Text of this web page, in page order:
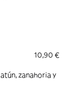
10,90 €
zanahoria y